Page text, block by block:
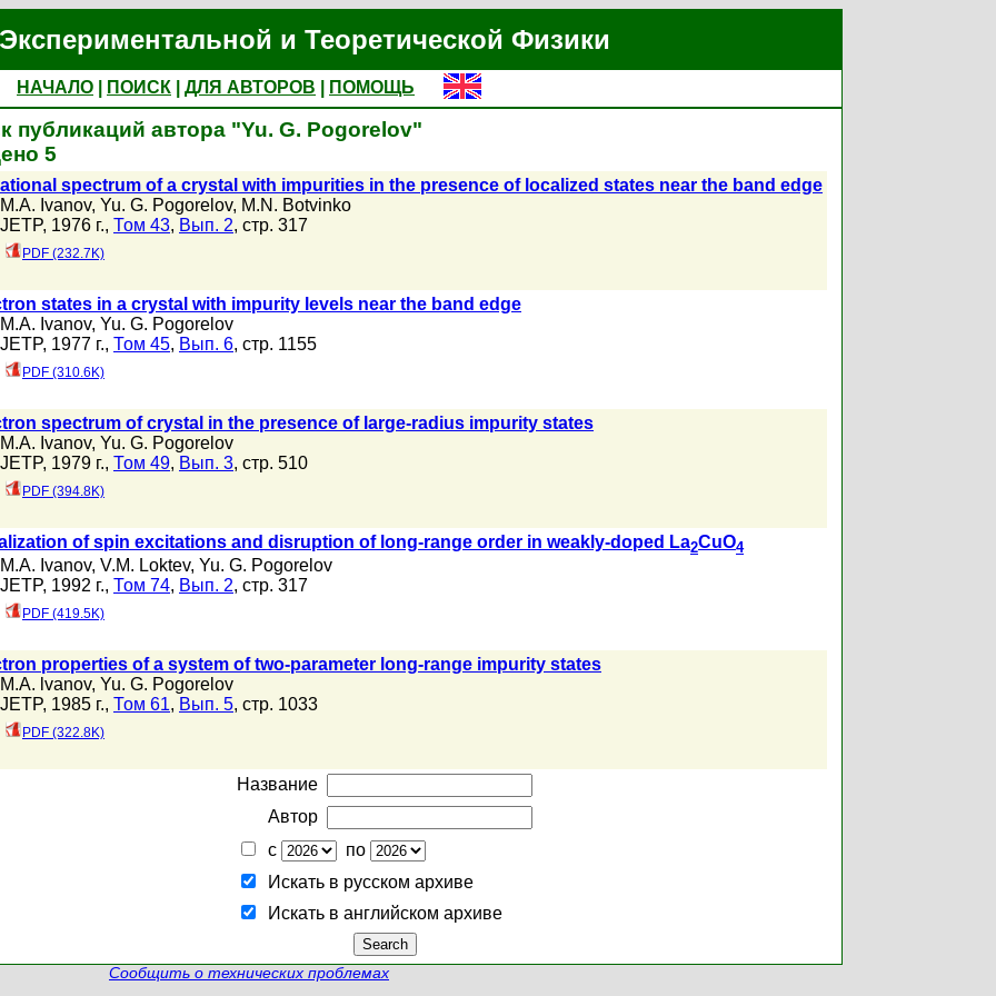
и Теоретической Физики
НАЧАЛО ПОИСК ДЛЯ АВТОРОВ
ПОМОЩЬ
публикаций автора "Yu. G. Pogorelov"
5
spectrum of a crystal with impurities in the presence of localized states near the band edge
M.A. Ivanov, Yu. G. Pogorelov, M.N. Botvinko
JETP, 1976 г., Том 43, Вып. 2, стр. 317
PDF (232.7K)
states in a crystal with impurity levels near the band edge
M.A. Ivanov, Yu. G. Pogorelov
JETP, 1977 г., Том 45, Вып. 6, стр. 1155
PDF (310.6K)
spectrum of crystal in the presence of large-radius impurity states
M.A. Ivanov, Yu. G. Pogorelov
JETP, 1979 г., Том 49, Вып. 3, стр. 510
PDF (394.8K)
of spin excitations and disruption of long-range order in weakly-doped La2CuO4
M.A. Ivanov, V.M. Loktev, Yu. G. Pogorelov
JETP, 1992 г., Том 74, Вып. 2, стр. 317
PDF (419.5K)
properties of a system of two-parameter long-range impurity states
M.A. lvanov, Yu. G. Pogorelov
JETP, 1985 г., Том 61, Вып. 5, стр. 1033
PDF (322.8K)
Название
Автор
с
по
Искать в русском архиве
Искать в английском архиве
Сообщить о технических проблемах